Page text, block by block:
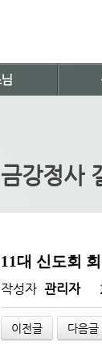
금강정사
11대 신도회
작성자 관리자
이전글 다음글